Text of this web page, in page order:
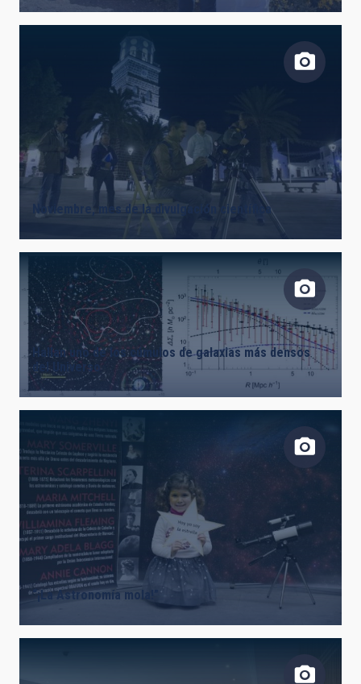
Noviembre, mes de la divulgación científica
Hallan uno de los cúmulos de galaxias más densos
del Universo
“¡La Astronomía mola!”